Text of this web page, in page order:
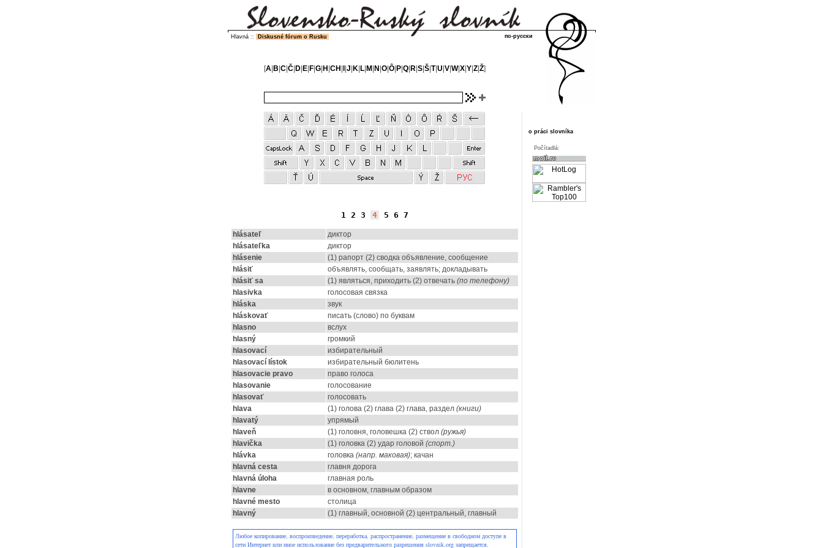
Hlavná :: Diskusné fórum o Rusku по-русски
[A| B C| Č| D| E| F| G| H CH J K| L| M N O| Ô| P| Q| R| S| Š| T|U V| W|X| Y| Z| Ž]
1 2 3 4 5 6 7
hlásateľ
диктор
hlásateľka
диктор
hlásenie
(1) рапорт (2) сводка объявление, сообщение
hlásiť
объявлять, сообщать, заявлять; докладывать
hlásiť sa
(1) являться, приходить (2) отвечать (по телефону)
hlasivka
голосовая связка
hláska
звук
hláskovať
писать (слово) по буквам
hlasno
вслух
hlasný
громкий
hlasovací
избирательный
hlasovací lístok
избирательный бюлитень
hlasovacie pravo
право голоса
hlasovanie
голосование
hlasovať
голосовать
hlava
(1) голова (2) глава (2) глава, раздел (книги)
hlavatý
упрямый
hlaveň
(1) головня, головешка (2) ствол (ружья)
hlavička
(1) головка (2) удар головой (спорт.)
hlávka
головка (напр. маковая); качан
hlavná cesta
главня дорога
hlavná úloha
главная роль
hlavne
в основном, главным образом
hlavné mesto
столица
hlavný
(1) главный, основной (2) центральный, главный
Любое копирование, воспроизведение, переработка, распространение, размещение в свободном доступе в
сети Интернет или иное использование без предварительного разрешения slovnik.org запрещается.
o práci slovníka
Počítadlá: